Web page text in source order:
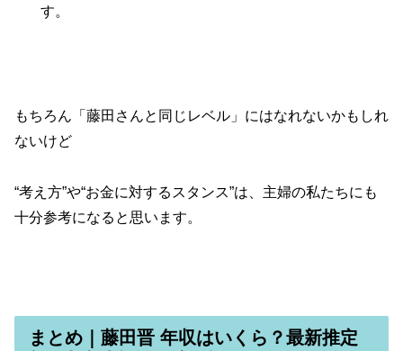
す。
もちろん「藤田さんと同じレベル」にはなれないかもしれ
ないけど
“考え方”や“お金に対するスタンス”は、主婦の私たちにも
十分参考になると思います。
まとめ｜藤田晋 年収はいくら？最新推定